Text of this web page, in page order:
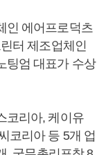
인 에어프로덕츠
터 제조업체인
팅엄 대표가 수상
코리아, 케이유
코리아 등 5개 업